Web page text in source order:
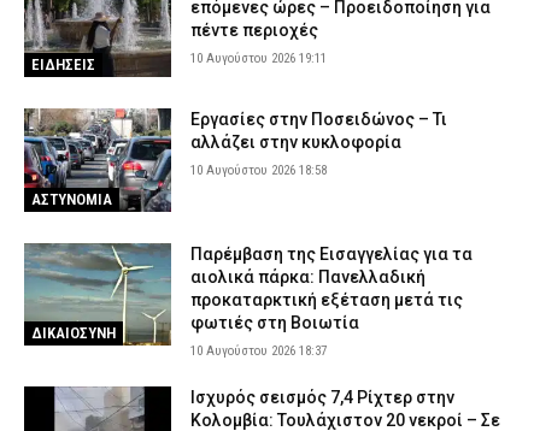
ΕΙΔΗΣΕΙΣ
επόμενες ώρες – Προειδοποίηση για
πέντε περιοχές
10 Αυγούστου 2026 19:11
ΑΣΤΥΝΟΜΙΑ
Εργασίες στην Ποσειδώνος – Τι
αλλάζει στην κυκλοφορία
10 Αυγούστου 2026 18:58
ΔΙΚΑΙΟΣΥΝΗ
Παρέμβαση της Εισαγγελίας για τα
αιολικά πάρκα: Πανελλαδική
προκαταρκτική εξέταση μετά τις
φωτιές στη Βοιωτία
10 Αυγούστου 2026 18:37
Ισχυρός σεισμός 7,4 Ρίχτερ στην
Κολομβία: Τουλάχιστον 20 νεκροί – Σε